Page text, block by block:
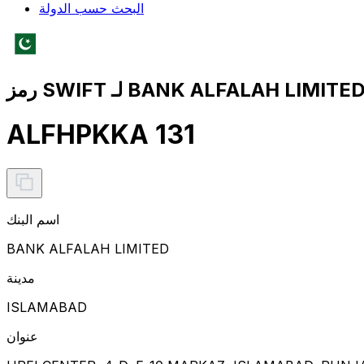
البحث حسب الدولة
ALFHPKKA 131
اسم البنك
BANK ALFALAH LIMITED
مدينة
ISLAMABAD
عنوان